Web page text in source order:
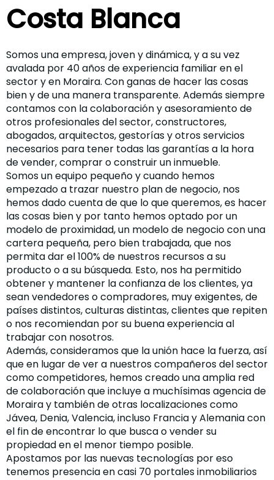
Costa Blanca
Somos una empresa, joven y dinámica, y a su vez
avalada por 40 años de experiencia familiar en el
sector y en Moraira. Con ganas de hacer las cosas
bien y de una manera transparente. Además siempre
contamos con la colaboración y asesoramiento de
otros profesionales del sector, constructores,
abogados, arquitectos, gestorías y otros servicios
necesarios para tener todas las garantías a la hora
de vender, comprar o construir un inmueble.
Somos un equipo pequeño y cuando hemos
empezado a trazar nuestro plan de negocio, nos
hemos dado cuenta de que lo que queremos, es hacer
las cosas bien y por tanto hemos optado por un
modelo de proximidad, un modelo de negocio con una
cartera pequeña, pero bien trabajada, que nos
permita dar el 100% de nuestros recursos a su
producto o a su búsqueda. Esto, nos ha permitido
obtener y mantener la confianza de los clientes, ya
sean vendedores o compradores, muy exigentes, de
países distintos, culturas distintas, clientes que repiten
o nos recomiendan por su buena experiencia al
trabajar con nosotros.
Además, consideramos que la unión hace la fuerza, así
que en lugar de ver a nuestros compañeros del sector
como competidores, hemos creado una amplia red
de colaboración que incluye a muchísimas agencia de
Moraira y también de otras localizaciones como
Jávea, Denia, Valencia, incluso Francia y Alemania con
el fin de encontrar lo que busca o vender su
propiedad en el menor tiempo posible.
Apostamos por las nuevas tecnologías por eso
tenemos presencia en casi 70 portales inmobiliarios